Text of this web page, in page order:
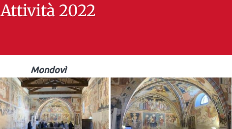
Attività 2022
Mondovì